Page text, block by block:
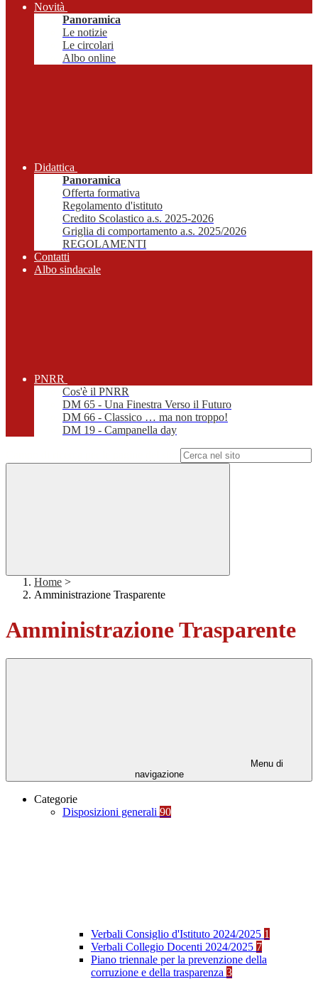
Novità
Panoramica
Le notizie
Le circolari
Albo online
Didattica
Panoramica
Offerta formativa
Regolamento d'istituto
Credito Scolastico a.s. 2025-2026
Griglia di comportamento a.s. 2025/2026
REGOLAMENTI
Contatti
Albo sindacale
PNRR
Cos'è il PNRR
DM 65 - Una Finestra Verso il Futuro
DM 66 - Classico … ma non troppo!
DM 19 - Campanella day
Home >
Amministrazione Trasparente
Amministrazione Trasparente
Menu di
navigazione
Categorie
Disposizioni generali 90
Verbali Consiglio d'Istituto 2024/2025 1
Verbali Collegio Docenti 2024/2025 7
Piano triennale per la prevenzione della
corruzione e della trasparenza 3